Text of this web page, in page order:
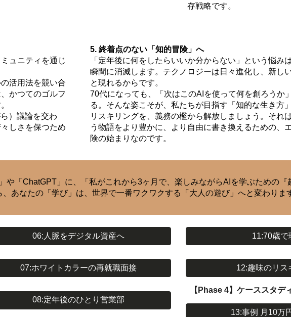
存戦略です。
ュニティを通じ
活用法を競い合
かつてのゴルフ
）議論を交わ
しさを保つため
5. 終着点のない「知的冒険」へ
「定年後に何をしたらいいか分からない」という悩み
瞬間に消滅します。テクノロジーは日々進化し、新し
と現れるからです。
70代になっても、「次はこのAIを使って何を創ろうか
る。そんな姿こそが、私たちが目指す「知的な生き方
リスキリングを、義務の檻から解放しましょう。それ
う物語をより豊かに、より自由に書き換えるための、
険の始まりなのです。
や「ChatGPT」に、「私がこれから3ヶ月で、楽しみながらAIを学ぶための『
あなたの「学び」は、世界で一番ワクワクする「大人の遊び」へと変わりま
06:人脈をデジタル資産へ
07:ホワイトカラーの再就職面接
08:定年後のひとり営業部
11:70歳で
12:趣味のリス
【Phase 4】ケーススタデ
13:事例 月10万